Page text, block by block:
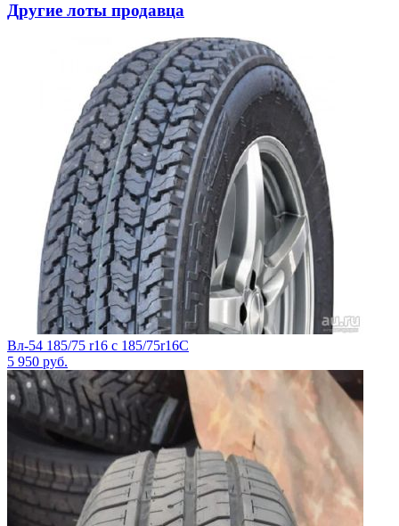
Другие лоты продавца
Вл-54 185/75 r16 c 185/75r16С
5 950 руб.